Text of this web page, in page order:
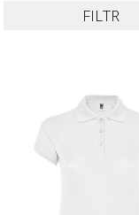
FILTR